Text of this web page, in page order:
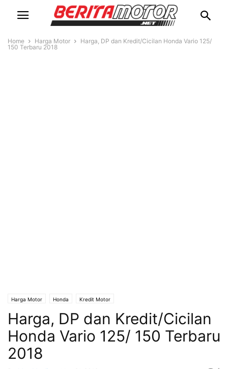
Home Harga Motor
Harga, DP dan Kredit/Cicilan Honda Vario 125/
150 Terbaru 2018
Harga Motor Honda Kredit Motor
Harga, DP dan Kredit/Cicilan
Honda Vario 125/ 150 Terbaru
2018